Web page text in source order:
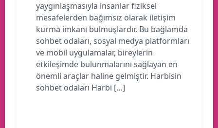
yaygınlaşmasıyla insanlar fiziksel
mesafelerden bağımsız olarak iletişim
kurma imkanı bulmuşlardır. Bu bağlamda
sohbet odaları, sosyal medya platformları
ve mobil uygulamalar, bireylerin
etkileşimde bulunmalarını sağlayan en
önemli araçlar haline gelmiştir. Harbisin
sohbet odaları Harbi […]